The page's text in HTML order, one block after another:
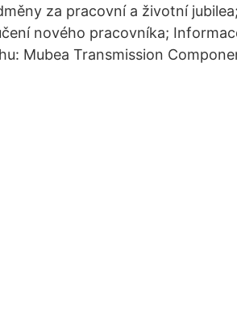
za pracovní a životní
nového pracovníka;
Mubea Transmission